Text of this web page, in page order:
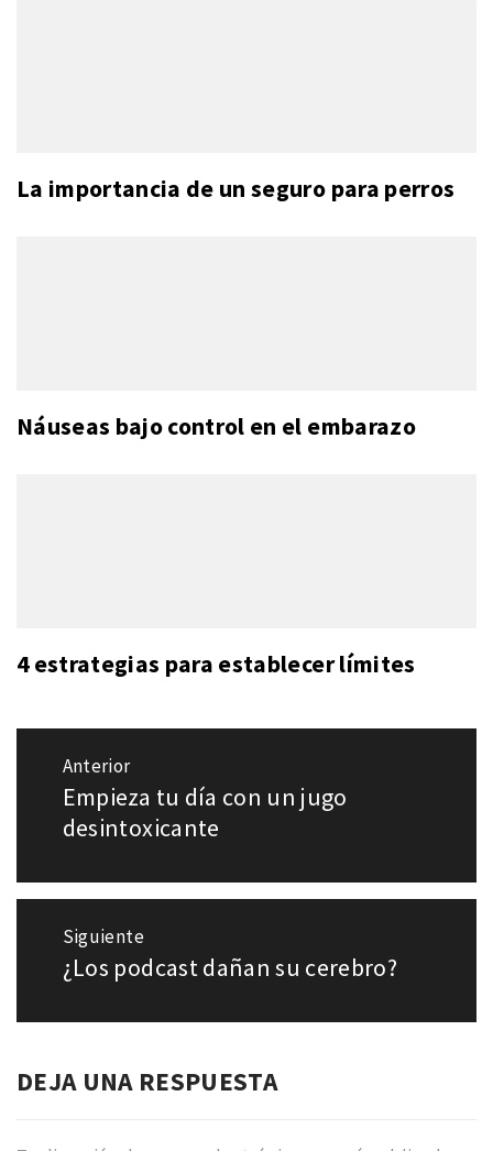
La importancia de un seguro para perros
Náuseas bajo control en el embarazo
4 estrategias para establecer límites
Navegación
entradas
Anterior
Entrada
anterior:
Empieza tu día con un jugo
desintoxicante
Siguiente
Entrada
¿Los podcast dañan su cerebro?
DEJA UNA RESPUESTA